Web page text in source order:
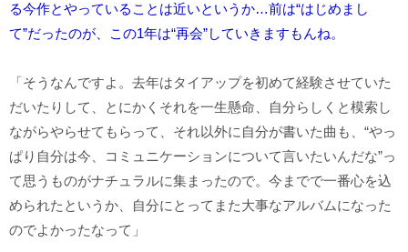
る今作とやっていることは近いというか…前は“はじめまし
て”だったのが、この1年は“再会”していきますもんね。
「そうなんですよ。去年はタイアップを初めて経験させていた
だいたりして、とにかくそれを一生懸命、自分らしくと模索し
ながらやらせてもらって、それ以外に自分が書いた曲も、“やっ
ぱり自分は今、コミュニケーションについて言いたいんだな”っ
て思うものがナチュラルに集まったので。今までで一番心を込
められたというか、自分にとってまた大事なアルバムになった
のでよかったなって」